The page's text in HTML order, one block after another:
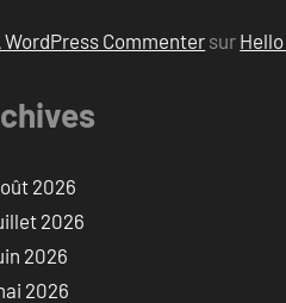
WordPress Commenter sur
2026
2026
2026
2026